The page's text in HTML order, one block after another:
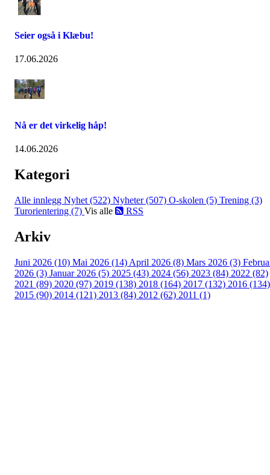
Seier også i Klæbu!
17.06.2026
Nå er det virkelig håp!
14.06.2026
Kategori
Alle innlegg Nyhet (522) Nyheter (507) O-skolen (5) Trening (3)
Turorientering (7) Vis alle RSS
Arkiv
Juni 2026 (10) Mai 2026 (14) April 2026 (8) Mars 2026 (3)
2026 (3) Januar 2026 (5) 2025 (43) 2024 (56) 2023 (84) 2022 (82)
2021 (89) 2020 (97) 2019 (138) 2018 (164) 2017 (132) 2016 (134)
2015 (90) 2014 (121) 2013 (84) 2012 (62) 2011 (1)